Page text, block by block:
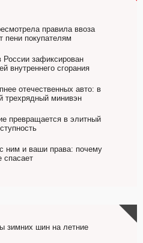
правила ввоза
покупателям
зафиксирован
внутреннего сгорания
отечественных авто: в
трехрядный минивэн
превращается в элитный
ним и ваши права: почему
спасает
зимних шин на летние